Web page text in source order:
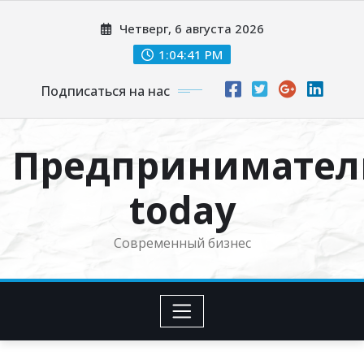
Четверг, 6 августа 2026
1:04:42 PM
Подписаться на нас
today
Современный бизнес